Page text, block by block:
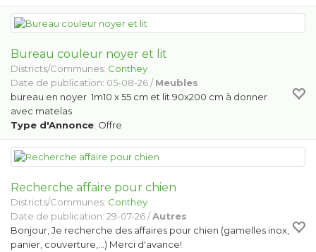
Bureau couleur noyer et lit
Districts/Communes: Conthey
Date de publication: 05-08-26 /Meubles
bureau en noyer 1m10 x 55 cm et lit 90x200 cm à donner
avec matelas
Type d'Annonce: Offre
Recherche affaire pour chien
Districts/Communes: Conthey
Date de publication: 29-07-26 /Autres
Bonjour, Je recherche des affaires pour chien (gamelles inox,
panier, couverture,...) Merci d'avance!